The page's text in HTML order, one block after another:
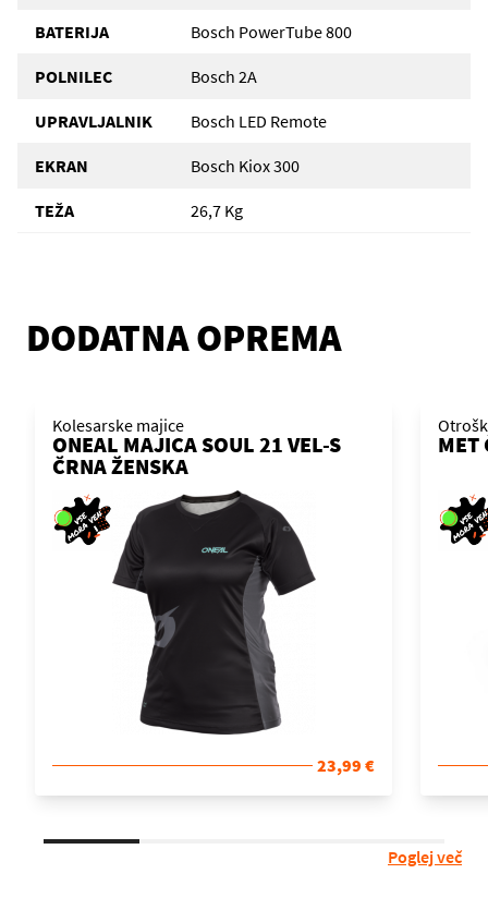
BATERIJA Bosch PowerTube 800
POLNILEC Bosch 2A
UPRAVLJALNIK Bosch LED Remote
EKRAN Bosch Kiox 300
TEŽA 26,7 Kg
DODATNA OPREMA
Kolesarske majice
ONEAL MAJICA SOUL 21 VEL-S
ČRNA ŽENSKA
23,99 €
MET
Poglej več